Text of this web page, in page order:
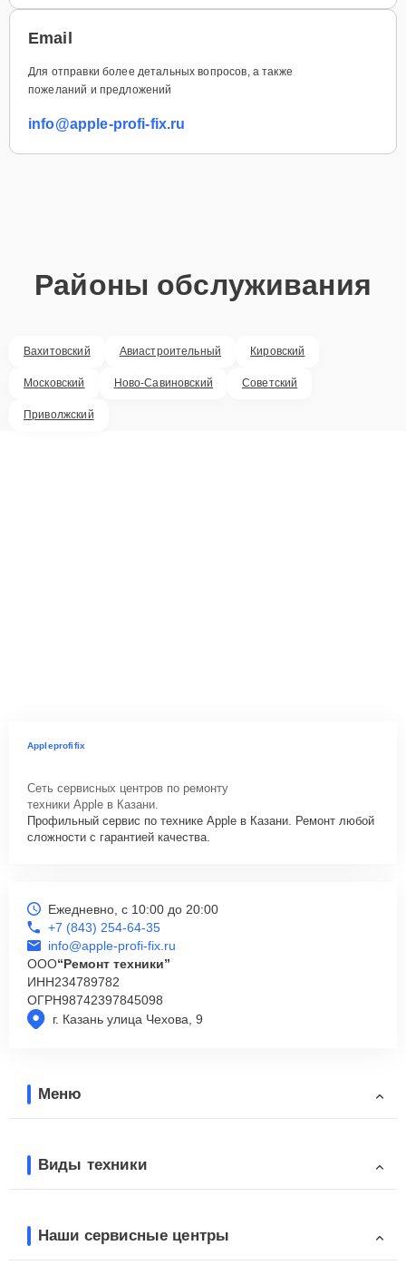
Email
Для отправки более детальных вопросов, а также
пожеланий и предложений
info@apple-profi-fix.ru
Районы обслуживания
Вахитовский Авиастроительный Кировский
Московский Ново-Савиновский Советский
Приволжский
Appleprofifix
Сеть сервисных центров по ремонту
техники Apple в Казани.
Профильный сервис по технике Apple в Казани. Ремонт любой
сложности с гарантией качества.
г. Казань улица Чехова, 9
Ежедневно, с 10:00 до 20:00
+7 (843) 254-64-35
info@apple-profi-fix.ru
ООО“Ремонт техники”
ИНН234789782
ОГРН98742397845098
Меню
Виды техники
Наши сервисные центры